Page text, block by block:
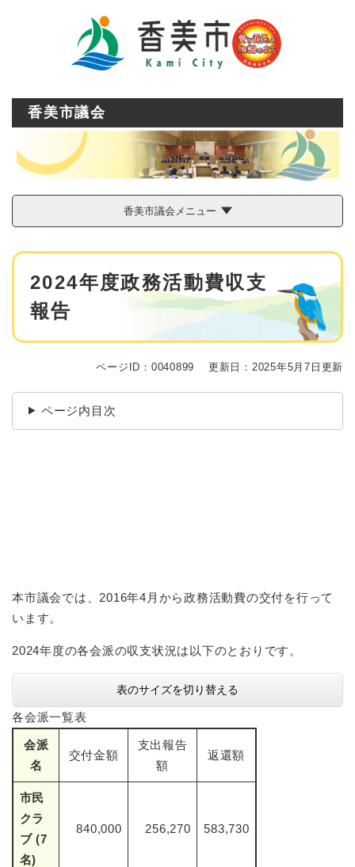
香美市議会
香美市議会メニュー
本
2024年度政務活動費収支
報告
ページID：0040899 更新日：2025年5月7日更新
ページ内目次
本市議会では、2016年4月から政務活動費の交付を行って
います。
2024年度の各会派の収支状況は以下のとおりです。
表のサイズを切り替える
各会派一覧表
会派
名
交付金額
支出報告
額
返還額
市民
クラ
ブ (7
名)
840,000 256,270 583,730